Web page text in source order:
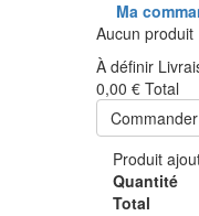
Ma
Aucun produit
À définir
0,00 € Total
Commander
Produit
Quantité
Total